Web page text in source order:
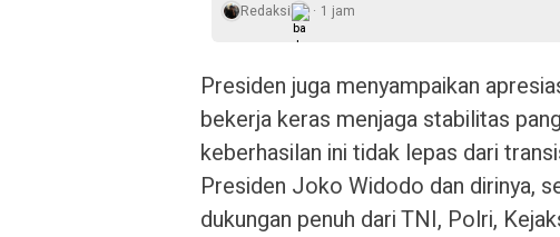
Redaksi 1 jam
Presiden juga menyampaikan
bekerja keras menjaga stabilitas
keberhasilan ini tidak lepas dari
Presiden Joko Widodo dan dirinya,
dukungan penuh dari TNI, Polri,